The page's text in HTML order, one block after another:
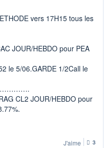
vers 17H15 tous les
JOUR/HEBDO pour PEA
le 5/06.GARDE 1/2Call le
CL2 JOUR/HEBDO pour
J'aime 3